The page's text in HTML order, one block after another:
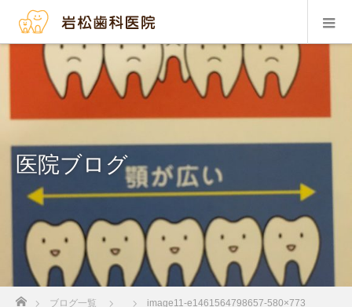
医院ブログ
ブログ一覧 image11-e1461564798657-580×773